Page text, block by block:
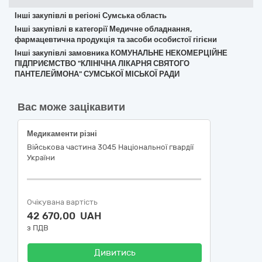
Інші закупівлі в регіоні Сумська область
Інші закупівлі в категорії Медичне обладнання,
фармацевтична продукція та засоби особистої гігієни
Інші закупівлі замовника КОМУНАЛЬНЕ НЕКОМЕРЦІЙНЕ
ПІДПРИЄМСТВО "КЛІНІЧНА ЛІКАРНЯ СВЯТОГО
ПАНТЕЛЕЙМОНА" СУМСЬКОЇ МІСЬКОЇ РАДИ
Вас може зацікавити
Медикаменти різні
Військова частина 3045 Національної гвардії
України
Очікувана вартість
42 670,00 UAH
з ПДВ
Дивитись